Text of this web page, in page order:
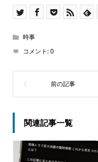
時事
コメント:0
関連記事一覧